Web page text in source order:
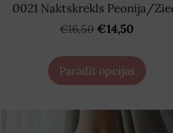
0021 Naktskrekls Peonija/
€16,50 €14,50
Parādīt opcijas